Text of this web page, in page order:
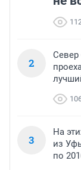
2
Север
3
На
из
по